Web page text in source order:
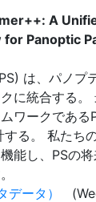
A
Panoptic
は、パノプ
に統合する。
ワークであ
る。 私たち
能し、PSの
データ）